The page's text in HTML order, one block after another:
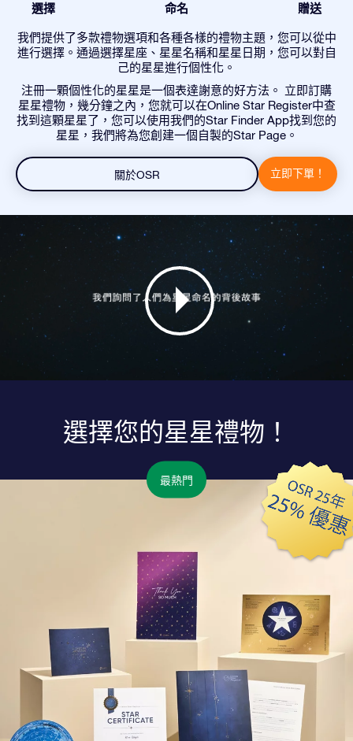
選擇 命名 贈送
我們提供了多款禮物選項和各種各樣的禮物主題，您可以從中
進行選擇。通過選擇星座、星星名稱和星星日期，您可以對自
己的星星進行個性化。
注冊一顆個性化的星星是一個表達謝意的好方法。 立即訂購
星星禮物，幾分鐘之內，您就可以在Online Star Register中查
找到這顆星星了，您可以使用我們的Star Finder App找到您的
星星，我們將為您創建一個自製的Star Page。
關於OSR 立即下單！
選擇您的星星禮物！
最熱門